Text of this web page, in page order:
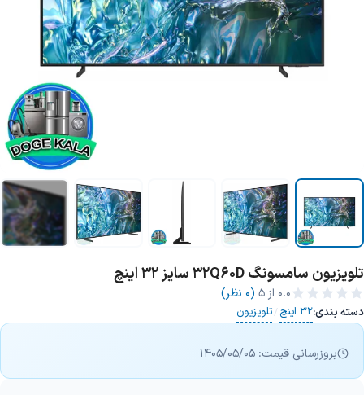
تلویزیون سامسونگ 32Q60D سایز 32 اینچ
0.0 از ۵ (0 نظر)
دسته بندی:32 اینچ /تلویزیون
بروزرسانی قیمت: 1405/05/05